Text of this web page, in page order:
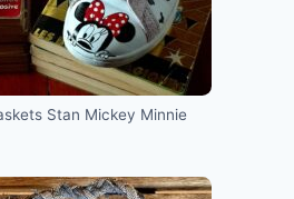
Stan Mickey Minnie